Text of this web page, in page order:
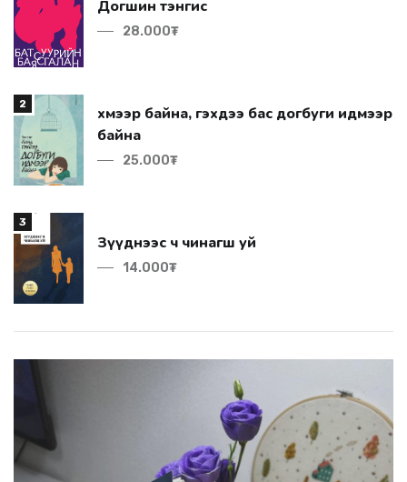
Догшин тэнгис
28.000₮
2
байна
25.000₮
3
Зүүднээс ч чинагш уй
14.000₮